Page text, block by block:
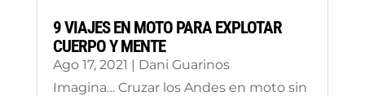
9 VIAJES EN MOTO PARA EXPLOTAR
CUERPO Y MENTE
Ago 17, 2021 | Dani Guarinos
Imagina… Cruzar los Andes en moto sin